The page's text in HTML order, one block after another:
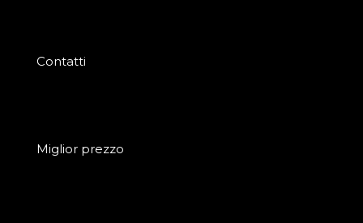
Contatti
Miglior prezzo